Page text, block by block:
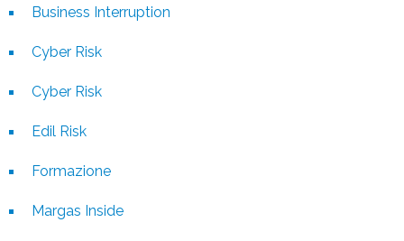
Business Interruption
Cyber Risk
Cyber Risk
Edil Risk
Formazione
Margas Inside